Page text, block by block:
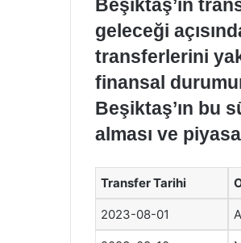
Beşiktaş’ın
geleceği
transferlerini
finansal
Beşiktaş’ın bu
alması ve
Transfer Tarihi
2023-08-01